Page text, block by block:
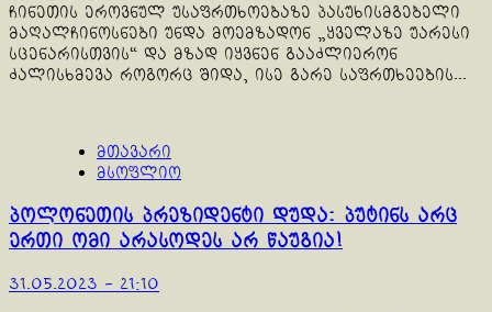
ჩინეთის ეროვნულ უსაფრთხოებაზე პასუხისმგებელი
მაღალჩინოსნები უნდა მოემზადონ „ყველაზე უარესი
სცენარისთვის“ და მზად იყვნენ გააძლიერონ
ძალისხმევა როგორც შიდა, ისე გარე საფრთხეების...
მთავარი
მსოფლიო
პოლონეთის პრეზიდენტი დუდა: პუტინს არც
ერთი ომი არასოდეს არ წაუგია!
31.05.2023 - 21:10